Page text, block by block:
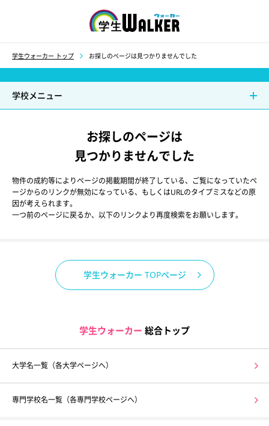
学生ウォーカー トップ お探しのページは見つかりませんでした
学校メニュー
お探しのページは
見つかりませんでした
物件の成約等によりページの掲載期間が終了している、ご覧になっていたペ
ージからのリンクが無効になっている、もしくはURLのタイプミスなどの原
因が考えられます。
一つ前のページに戻るか、以下のリンクより再度検索をお願いします。
学生ウォーカー TOPページ
学生ウォーカー 総合トップ
大学名一覧（各大学ページへ）
専門学校名一覧（各専門学校ページへ）